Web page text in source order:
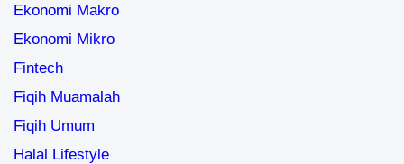
Ekonomi Makro
Ekonomi Mikro
Fintech
Fiqih Muamalah
Fiqih Umum
Halal Lifestyle